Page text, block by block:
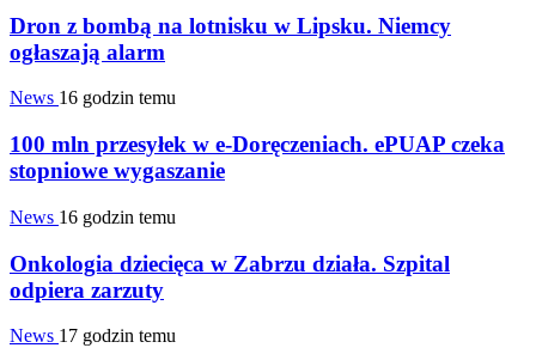
Dron z bombą na lotnisku w Lipsku. Niemcy
ogłaszają alarm
News 16 godzin temu
100 mln przesyłek w e-Doręczeniach. ePUAP czeka
stopniowe wygaszanie
News 16 godzin temu
Onkologia dziecięca w Zabrzu działa. Szpital
odpiera zarzuty
News 17 godzin temu